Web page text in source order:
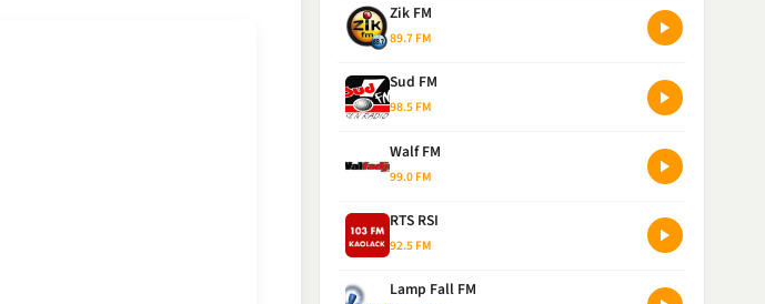
Zik FM
89.7 FM
Sud FM
98.5 FM
Walf FM
99.0 FM
RTS RSI
92.5 FM
Lamp Fall FM